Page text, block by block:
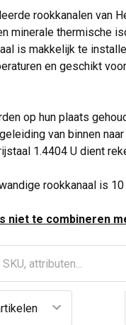
rookkanalen van
minerale thermische
is makkelijk te
en geschikt
op hun plaats
van binnen
1.4404 U dient
rookkanaal is 10
niet te combineren